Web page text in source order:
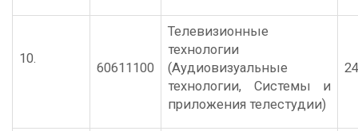
10.
60611100
Телевизионные
технологии
(Аудиовизуальные
технологии, Системы и
приложения телестудии)